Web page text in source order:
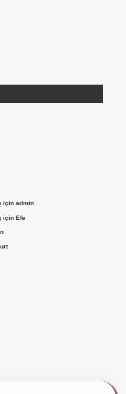
için admin
için Efe